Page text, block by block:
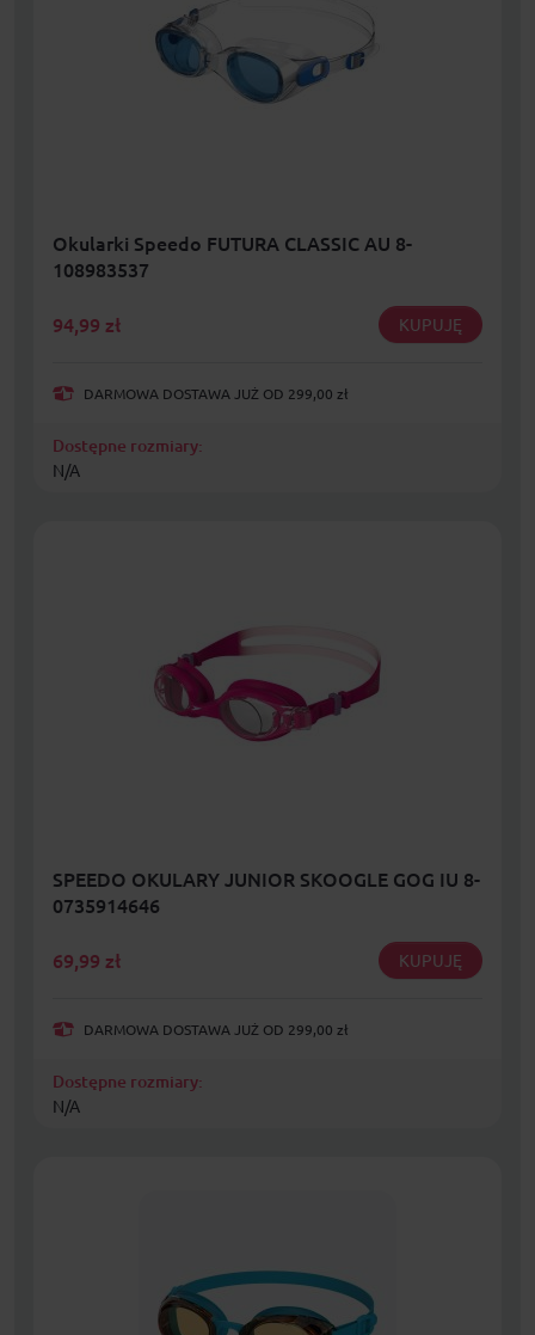
Okularki Speedo FUTURA CLASSIC AU 8-
108983537
94,99 zł KUPUJĘ
DARMOWA DOSTAWA JUŻ OD 299,00 zł
Dostępne rozmiary:
N/A
SPEEDO OKULARY JUNIOR SKOOGLE GOG IU 8-
0735914646
69,99 zł KUPUJĘ
DARMOWA DOSTAWA JUŻ OD 299,00 zł
Dostępne rozmiary:
N/A